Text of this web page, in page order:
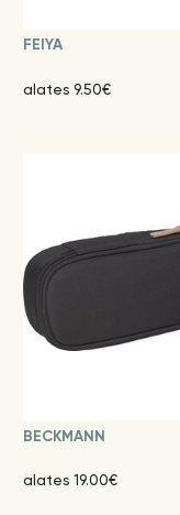
FEIYA
alates 9.50€
BECKMANN
alates 19.00€